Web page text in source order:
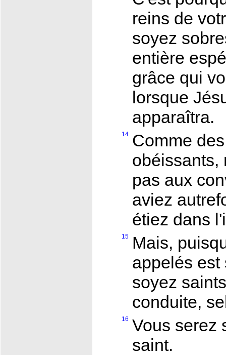
reins de
soyez
entière
grâce qui
lorsque
apparaîtra.
14 Comme
obéissants,
pas aux
aviez
étiez dans
15
Mais,
appelés est
soyez
conduite,
16 Vous serez
saint.